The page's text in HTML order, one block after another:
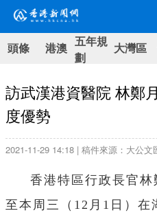
頭條 港澳 五年規
劃
大灣區
訪武漢港資醫院 林鄭
度優勢
2021-11-29 14:18 | 稿件來源：大公文
香港特區行政長官
至本周三（12月1日）在